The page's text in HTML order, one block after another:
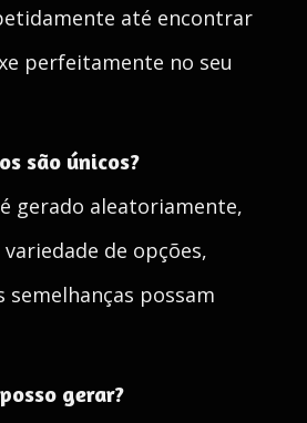
até encontrar
perfeitamente no seu
são únicos?
gerado aleatoriamente,
de opções,
semelhanças possam
gerar?